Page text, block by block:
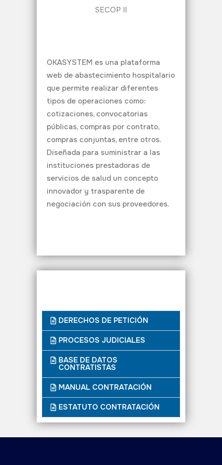
SECOP II
OKASYSTEM es una plataforma
web de abastecimiento hospitalario
que permite realizar diferentes
tipos de operaciones como:
cotizaciones, convocatorias
públicas, compras por contrato,
compras conjuntas, entre otros.
Diseñada para suministrar a las
instituciones prestadoras de
servicios de salud un concepto
innovador y trasparente de
negociación con sus proveedores.
DERECHOS DE PETICIÓN
PROCESOS JUDICIALES
BASE DE DATOS
CONTRATISTAS
MANUAL CONTRATACIÓN
ESTATUTO CONTRATACIÓN